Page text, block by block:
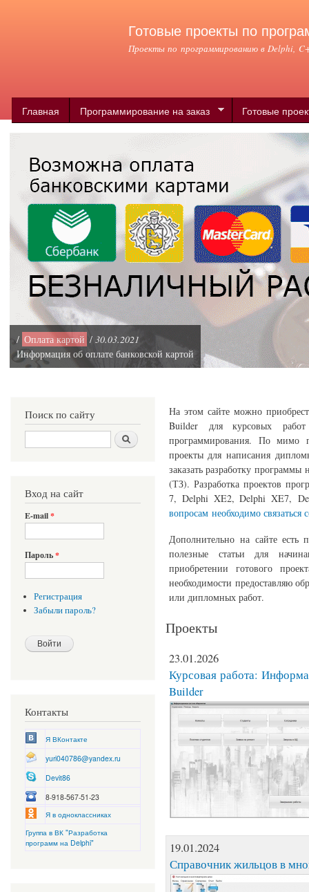
Готовые проекты по
Проекты по программированию в Delphi,
Главная Программирование на заказ Готовые
/ Оплата картой / 30.03.2021
Информация об оплате банковской картой
Поиск по сайту
Поиск
Вход на сайт
E-mail*
Пароль*
Регистрация
Забыли пароль?
Контакты
Я ВКонтакте
yuri040786@yandex.ru
Devit86
8-918-567-51-23
Я в одноклассниках
Группа в ВК "Разработка
программ на Delphi"
На этом сайте можно
Builder для курсовых
программирования. По мимо
проекты для написания
заказать разработку
(ТЗ). Разработка проектов
7, Delphi XE2, Delphi XE7,
вопросам необходимо
Дополнительно на сайте
полезные статьи для
приобретении готового
необходимости предоставляю
или дипломных работ.
Проекты
23.01.2026
Курсовая работа:
Builder
19.01.2024
Справочник жильцов в